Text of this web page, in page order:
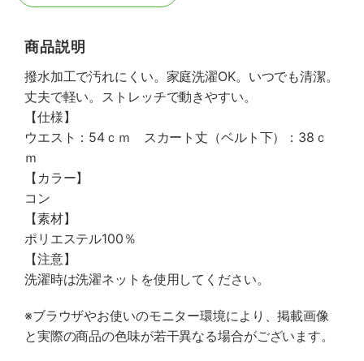
商品説明
撥水加工で汚れにくい。家庭洗濯OK。いつでも清潔。
丈夫で軽い。ストレッチで動きやすい。
【仕様】
ウエスト：54ｃｍ スカート丈（ベルト下）：38ｃ
ｍ
【カラー】
コン
【素材】
ポリエステル100％
【注意】
洗濯時は洗濯ネットを使用してください。
※ブラウザやお使いのモニター環境により、掲載画像
と実際の商品の色味が若干異なる場合がございます。